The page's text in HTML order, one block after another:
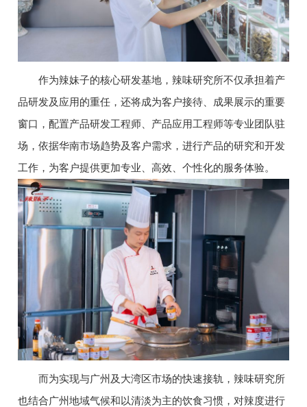
作为辣妹子的核心研发基地，辣味研究所不仅承担着产
品研发及应用的重任，还将成为客户接待、成果展示的重要
窗口，配置产品研发工程师、产品应用工程师等专业团队驻
场，依据华南市场趋势及客户需求，进行产品的研究和开发
工作，为客户提供更加专业、高效、个性化的服务体验。
而为实现与广州及大湾区市场的快速接轨，辣味研究所
也结合广州地域气候和以清淡为主的饮食习惯，对辣度进行